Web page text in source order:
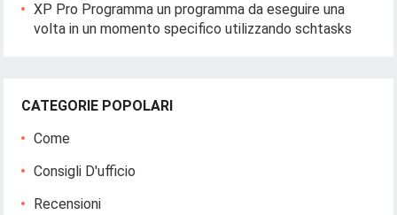
XP Pro Programma un programma da eseguire una
volta in un momento specifico utilizzando schtasks
CATEGORIE POPOLARI
Come
Consigli D'ufficio
Recensioni